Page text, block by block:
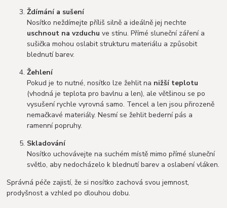
Ždímání a sušení
Nosítko neždímejte příliš silně a ideálně jej nechte
uschnout na vzduchu ve stínu. Přímé sluneční záření a
sušička mohou oslabit strukturu materiálu a způsobit
blednutí barev.
Žehlení
Pokud je to nutné, nosítko lze žehlit na nižší teplotu
(vhodná je teplota pro bavlnu a len), ale většinou se po
vysušení rychle vyrovná samo. Tencel a len jsou přirozeně
nemačkavé materiály. Nesmí se žehlit bederní pás a
ramenní popruhy.
Skladování
Nosítko uchovávejte na suchém místě mimo přímé sluneční
světlo, aby nedocházelo k blednutí barev a oslabení vláken.
Správná péče zajistí, že si nosítko zachová svou jemnost,
prodyšnost a vzhled po dlouhou dobu.